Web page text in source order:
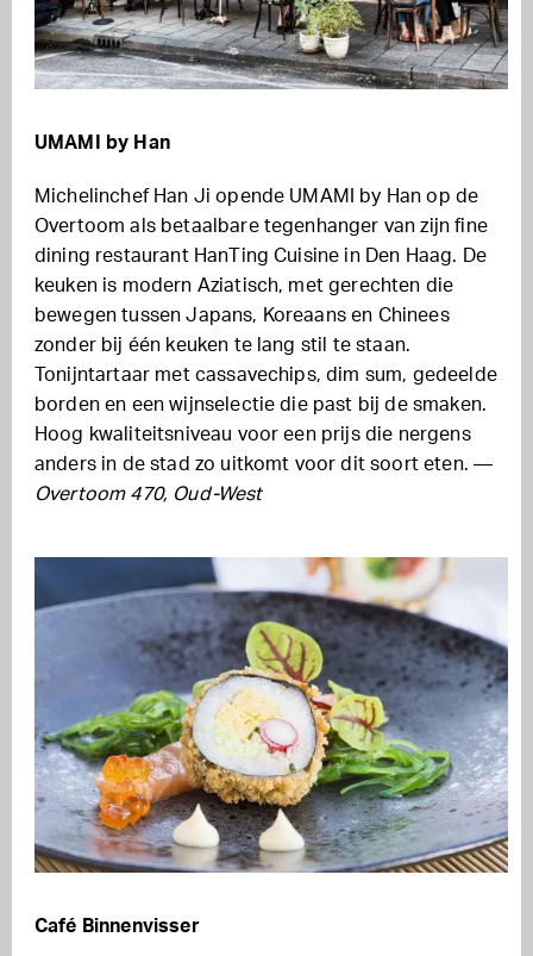
UMAMI by Han
Michelinchef Han Ji opende UMAMI by Han op de
Overtoom als betaalbare tegenhanger van zijn fine
dining restaurant HanTing Cuisine in Den Haag. De
keuken is modern Aziatisch, met gerechten die
bewegen tussen Japans, Koreaans en Chinees
zonder bij één keuken te lang stil te staan.
Tonijntartaar met cassavechips, dim sum, gedeelde
borden en een wijnselectie die past bij de smaken.
Hoog kwaliteitsniveau voor een prijs die nergens
anders in de stad zo uitkomt voor dit soort eten. —
Overtoom 470, Oud-West
Café Binnenvisser